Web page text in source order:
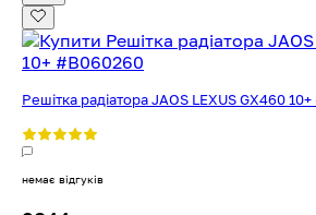
Решітка радіатора JAOS LEXUS GX460
немає відгуків